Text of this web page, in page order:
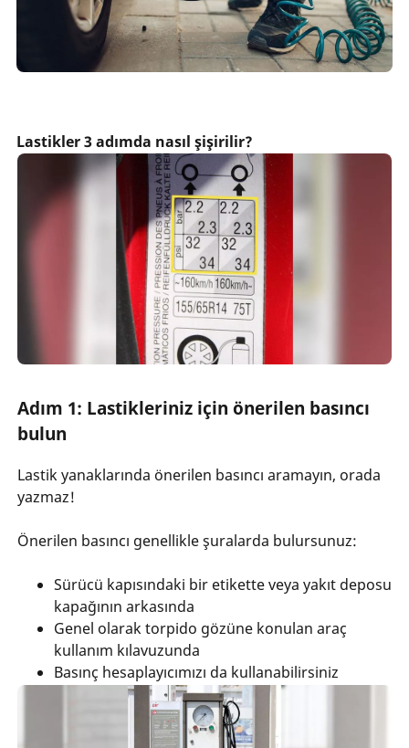
Lastikler 3 adımda nasıl şişirilir?
Adım 1: Lastikleriniz için önerilen basıncı
bulun
Lastik yanaklarında önerilen basıncı aramayın, orada
yazmaz!
Önerilen basıncı genellikle şuralarda bulursunuz:
Sürücü kapısındaki bir etikette veya yakıt deposu
kapağının arkasında
Genel olarak torpido gözüne konulan araç
kullanım kılavuzunda
Basınç hesaplayıcımızı da kullanabilirsiniz